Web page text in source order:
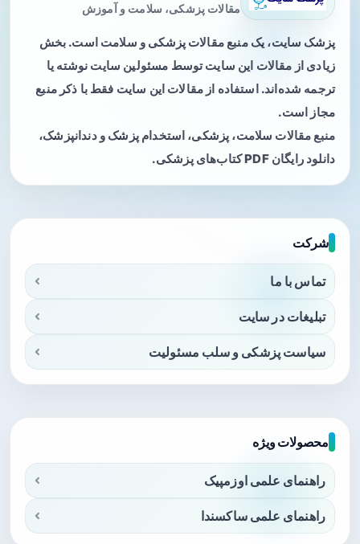
مقالات پزشکی، سلامت و آموزش
پزشک سایت، یک منبع مقالات پزشکی و سلامت است. بخش
زیادی از مقالات این سایت توسط مسئولین سایت نوشته یا
ترجمه شده‌اند. استفاده از مقالات این سایت فقط با ذکر منبع
مجاز است.
منبع مقالات سلامت، پزشکی، استخدام پزشک و دندانپزشک،
دانلود رایگان PDF کتاب‌های پزشکی.
شرکت
تماس با ما
تبلیغات در سایت
سیاست پزشکی و سلب مسئولیت
محصولات ویژه
راهنمای علمی اوزمپیک
راهنمای علمی ساکسندا